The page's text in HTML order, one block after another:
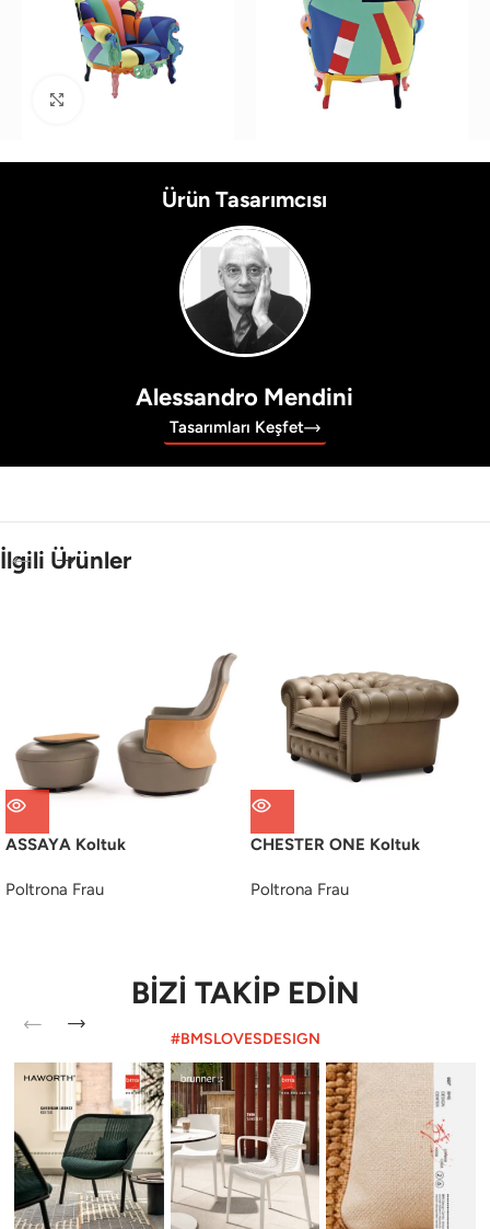
Büyütmek için tıklayın
Ürün Tasarımcısı
Alessandro Mendini
Tasarımları Keşfet
İlgili Ürünler
ASSAYA Koltuk
Poltrona Frau
CHESTER ONE Koltuk
Poltrona Frau
BİZİ TAKİP EDİN
#BMSLOVESDESIGN